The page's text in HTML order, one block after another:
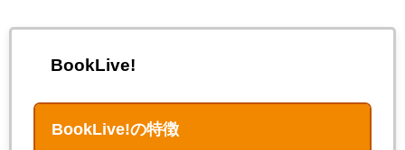
BookLive!
BookLive!の特徴